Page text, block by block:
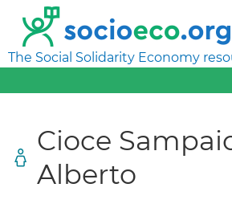
The Social Solidarity Economy
Cioce
Alberto